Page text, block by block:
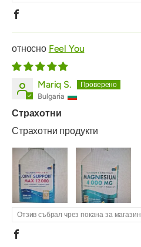
Feel You
Mariq S.
Bulgaria
Страхотни
Страхотни продукти
Отзив събрал чрез покана за магазин